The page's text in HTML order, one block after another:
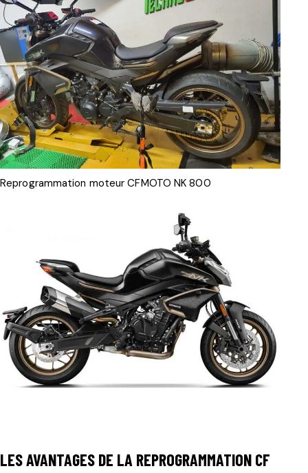
Reprogrammation moteur CFMOTO NK 800
LES AVANTAGES DE LA REPROGRAMMATION CF